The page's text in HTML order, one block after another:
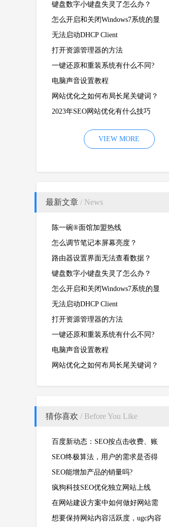
键盘数字小键盘失灵了怎么办？
怎么开启和关闭Windows7系统的显
卡硬件加速功能
无法启动DHCP Client
打开资源管理器的方法
一键还原和重装系统有什么不同?
电脑声音设置教程
网站优化之如何布局长尾关键词？
2023年SEO网站优化有什么技巧
VIEW MORE
最新文章 / News
陈一碗®面馆加盟热线
怎么调节笔记本屏幕亮度？
路由器设置界面无法查看数据？
键盘数字小键盘失灵了怎么办？
怎么开启和关闭Windows7系统的显
卡硬件加速功能
无法启动DHCP Client
打开资源管理器的方法
一键还原和重装系统有什么不同?
电脑声音设置教程
网站优化之如何布局长尾关键词？
猜你喜欢 / Before You Like
百度新动态：SEO按点击收费、账
号实名认证？
SEO终极算法，用户的需求是否得
到了满足？
SEO能增加产品的销量吗?
疯狗科技SEO优化独立网站上线
在网站建设方案中如何做好网站需
求分析？
想要保持网站内容活跃度，ugc内容